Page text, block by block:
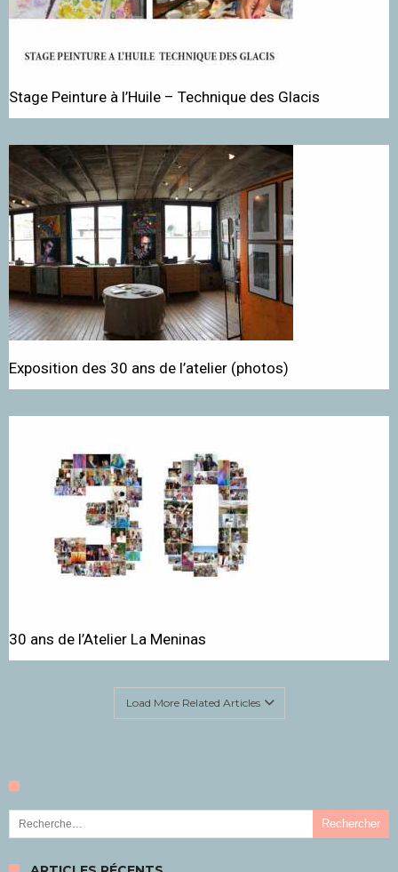
Stage Peinture à l’Huile – Technique des Glacis
Exposition des 30 ans de l’atelier (photos)
30 ans de l’Atelier La Meninas
Load More Related Articles
Rechercher :